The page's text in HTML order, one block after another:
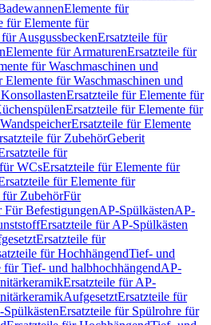
Elemente für
für Elemente für
AusgussbeckenErsatzteile für
Elemente für ArmaturenErsatzteile für
für Waschmaschinen und
Elemente für Waschmaschinen und
Ersatzteile für Elemente für
Ersatzteile für Elemente für
Ersatzteile für Elemente
für ZubehörGeberit
für
WCsErsatzteile für Elemente für
für Elemente für
für ZubehörFür
Für BefestigungenAP-SpülkästenAP-
Ersatzteile für AP-Spülkästen
Ersatzteile für
für HochhängendTief- und
für Tief- und halbhochhängendAP-
Ersatzteile für AP-
AufgesetztErsatzteile für
Ersatzteile für Spülrohre für